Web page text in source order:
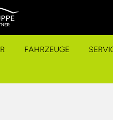
FAHRZEUGE